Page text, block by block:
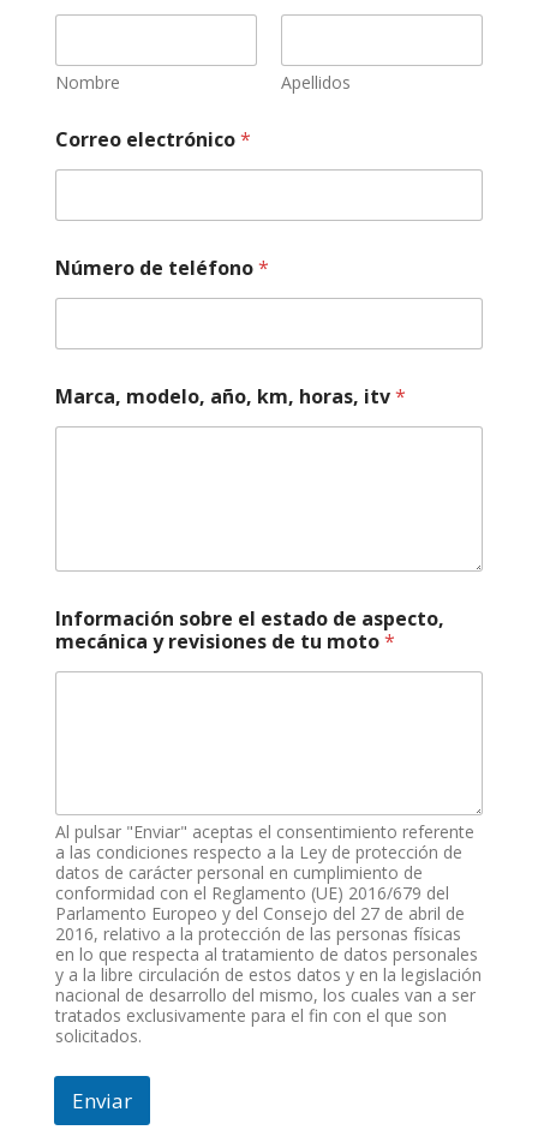
Nombre Apellidos
Correo electrónico*
Número de teléfono*
l
e
o
m
o
t
e
o
Marca, modelo, año, km, horas, itv*
Información sobre el estado de aspecto,
mecánica y revisiones de tu moto*
Al pulsar "Enviar" aceptas el consentimiento referente
a las condiciones respecto a la Ley de protección de
datos de carácter personal en cumplimiento de
conformidad con el Reglamento (UE) 2016/679 del
Parlamento Europeo y del Consejo del 27 de abril de
2016, relativo a la protección de las personas físicas
en lo que respecta al tratamiento de datos personales
y a la libre circulación de estos datos y en la legislación
nacional de desarrollo del mismo, los cuales van a ser
tratados exclusivamente para el fin con el que son
solicitados.
Enviar